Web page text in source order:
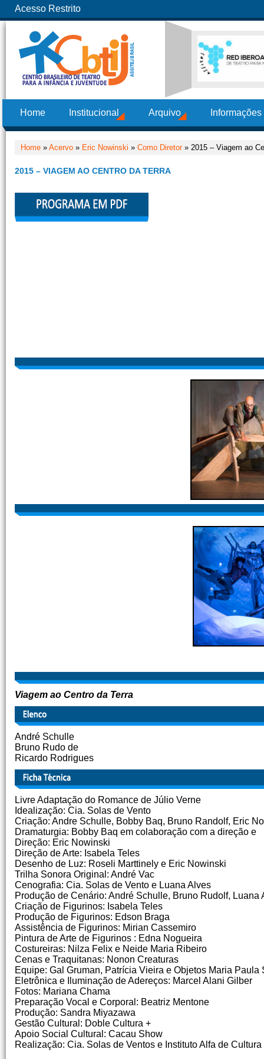
Acesso Restrito
Home Institucional Arquivo
Home » Acervo » Eric Nowinski » Como Diretor» 2015 – Viagem ao
2015 – VIAGEM AO CENTRO DA TERRA
Viagem ao Centro da Terra
André Schulle
Bruno Rudo de
Ricardo Rodrigues
Livre Adaptação do Romance de Júlio Verne
Idealização: Cia. Solas de Vento
Criação: Andre Schulle, Bobby Baq, Bruno Randolf, Eric
Dramaturgia: Bobby Baq em colaboração com a direção e
Direção: Eric Nowinski
Direção de Arte: Isabela Teles
Desenho de Luz: Roseli Marttinely e Eric Nowinski
Trilha Sonora Original: André Vac
Cenografia: Cia. Solas de Vento e Luana Alves
Produção de Cenário: André Schulle, Bruno Rudolf,
Criação de Figurinos: Isabela Teles
Produção de Figurinos: Edson Braga
Assistência de Figurinos: Mirian Cassemiro
Pintura de Arte de Figurinos : Edna Nogueira
Costureiras: Nilza Felix e Neide Maria Ribeiro
Cenas e Traquitanas: Nonon Creaturas
Equipe: Gal Gruman, Patrícia Vieira e Objetos Maria Paula
Eletrônica e Iluminação de Adereços: Marcel Alani Gilber
Fotos: Mariana Chama
Preparação Vocal e Corporal: Beatriz Mentone
Produção: Sandra Miyazawa
Gestão Cultural: Doble Cultura +
Apoio Social Cultural: Cacau Show
Realização: Cia. Solas de Ventos e Instituto Alfa de Cultura